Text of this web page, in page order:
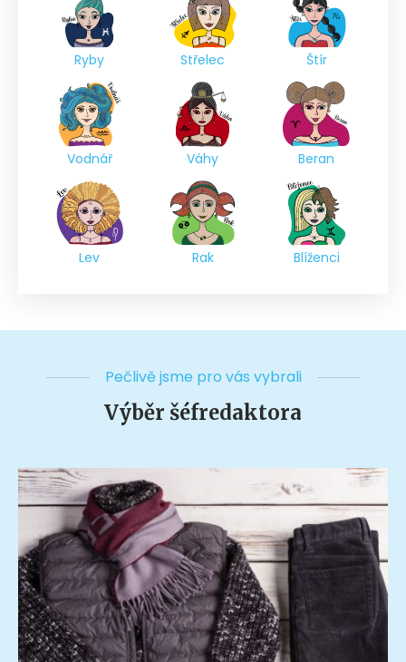
Ryby Střelec Štír
Vodnář Váhy Beran
Lev Rak Blíženci
Pečlivě jsme pro vás vybrali
Výběr šéfredaktora